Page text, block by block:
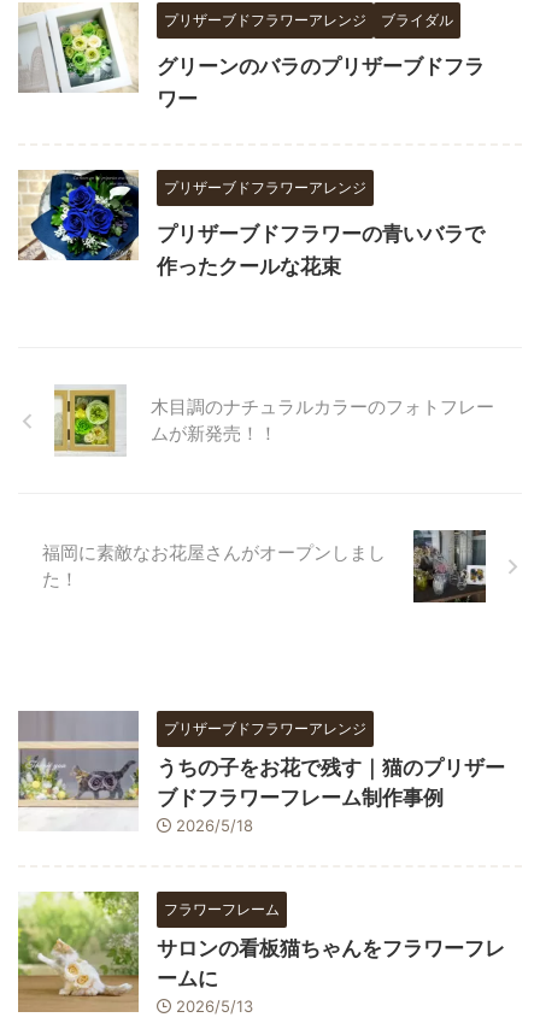
プリザーブドフラワーアレンジ ブライダル
グリーンのバラのプリザーブドフラ
ワー
プリザーブドフラワーアレンジ
プリザーブドフラワーの青いバラで
作ったクールな花束
木目調のナチュラルカラーのフォトフレー
ムが新発売！！
福岡に素敵なお花屋さんがオープンしまし
た！
プリザーブドフラワーアレンジ
うちの子をお花で残す｜猫のプリザー
ブドフラワーフレーム制作事例
2026/5/18
フラワーフレーム
サロンの看板猫ちゃんをフラワーフレ
ームに
2026/5/13